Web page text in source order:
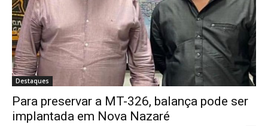
Destaques
Para preservar a MT-326, balança pode ser
implantada em Nova Nazaré